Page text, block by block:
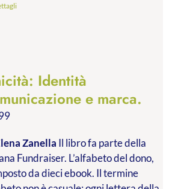
Identità
e marca.
Zanella Il libro fa parte della
Fundraiser. L’alfabeto del dono,
da dieci ebook. Il termine